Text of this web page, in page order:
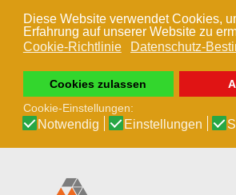
Diese Website verwendet Cookies,
Erfahrung auf unserer Website zu
Cookie-Richtlinie
Datenschutz-
Cookies zulassen
Cookie-Einstellungen:
Notwendig Einstellungen
Zum Hauptinhalt springen